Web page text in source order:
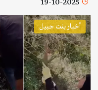
19-10-2025
أخبار بنت جبيل